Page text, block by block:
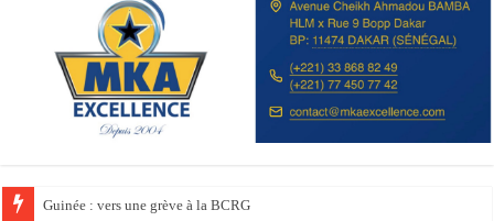
Discours à la Nation : Alassane Ouattara appelle les Ivoiriens à « l’unité,